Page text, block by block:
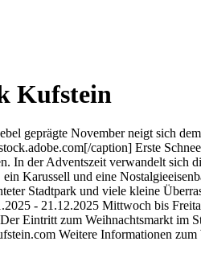
Kufstein
geprägte November neigt sich
caption] Erste
In der Adventszeit verwandelt
Karussell und eine
Stadtpark und viele kleine
- 21.12.2025 Mittwoch bis
Eintritt zum Weihnachtsmarkt im
Weitere Informationen zum